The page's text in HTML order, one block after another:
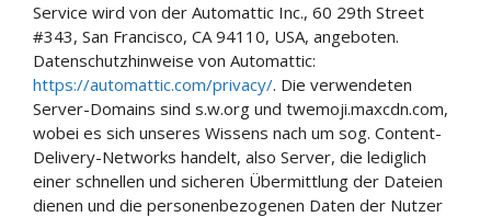
Service wird von der Automattic Inc., 60 29th Street
#343, San Francisco, CA 94110, USA, angeboten.
Datenschutzhinweise von Automattic:
https://automattic.com/privacy/. Die verwendeten
Server-Domains sind s.w.org und twemoji.maxcdn.com,
wobei es sich unseres Wissens nach um sog. Content-
Delivery-Networks handelt, also Server, die lediglich
einer schnellen und sicheren Übermittlung der Dateien
dienen und die personenbezogenen Daten der Nutzer